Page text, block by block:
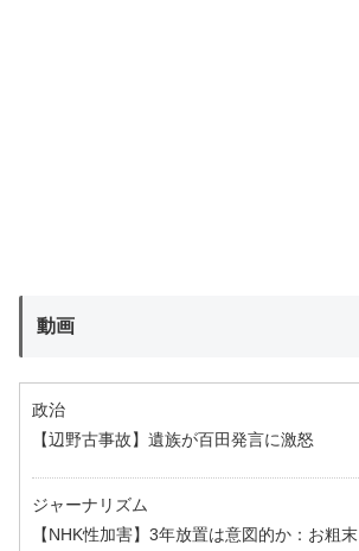
動画
政治
【辺野古事故】遺族が百田発言に激怒
ジャーナリズム
【NHK性加害】3年放置は意図的か：お粗末